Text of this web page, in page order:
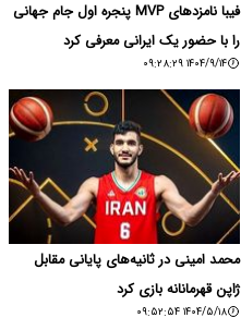
فیبا نامزدهای MVP پنجره اول جام جهانی
را با حضور یک ایرانی معرفی کرد
۱۴۰۴/۹/۱۴ ۰۹:۲۸:۲۹
محمد امینی در ثانیه‌های پایانی مقابل
ژاپن قهرمانانه بازی کرد
۱۴۰۴/۵/۱۸ ۰۹:۵۲:۵۴